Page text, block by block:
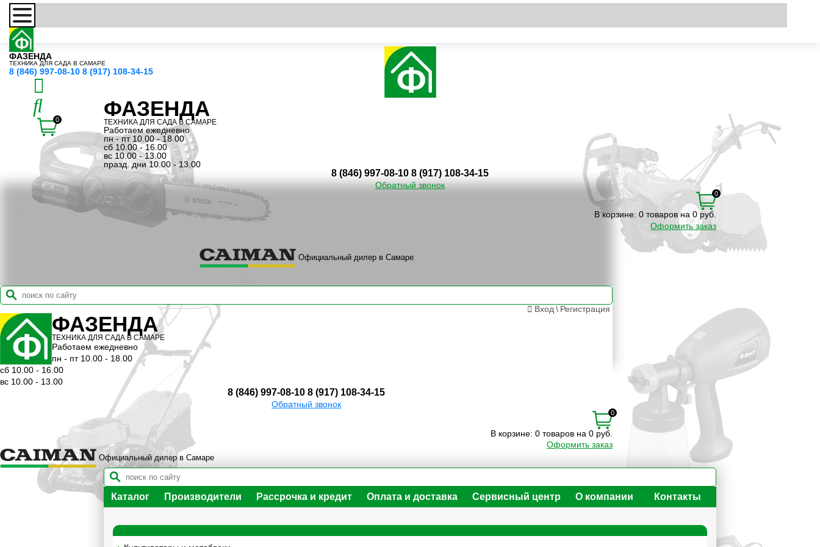
ФАЗЕНДА
ТЕХНИКА ДЛЯ САДА В САМАРЕ
8 (846) 997-08-10 8 (917) 108-34-15
0 ФАЗЕНДА
ТЕХНИКА ДЛЯ САДА В САМАРЕ
Работаем ежедневно
пн - пт 10.00 - 18.00
сб 10.00 - 16.00
вс 10.00 - 13.00
празд. дни 10.00 - 13.00
8 (846) 997-08-10 8 (917) 108-34-15
Обратный звонок
0
В корзине: 0 товаров на 0 руб.
Оформить заказ
Официальный дилер в Самаре
Вход \ Регистрация
ФАЗЕНДА
ТЕХНИКА ДЛЯ САДА В САМАРЕ
Работаем ежедневно
пн - пт 10.00 - 18.00
сб 10.00 - 16.00
вс 10.00 - 13.00
8 (846) 997-08-10 8 (917) 108-34-15
Обратный звонок
0
В корзине: 0 товаров на 0 руб.
Оформить заказ
Официальный дилер в Самаре
Каталог Производители Рассрочка и кредит Оплата и доставка Сервисный центр О компании Контакты